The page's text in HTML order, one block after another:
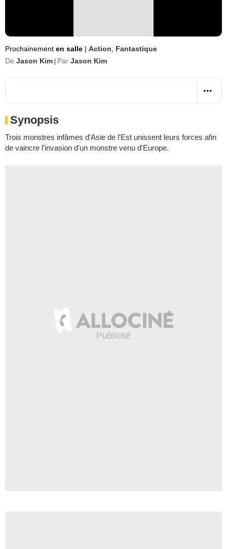
Prochainement en salle | Action
Fantastique
De Jason Kim Par Jason Kim
Synopsis
Trois monstres infâmes d'Asie de l'Est unissent leurs forces afin
de vaincre l'invasion d'un monstre venu d'Europe.